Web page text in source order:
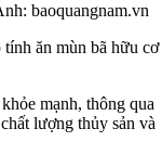
baoquangnam.vn
ăn mùn bã hữu cơ
mạnh, thông qua
lượng thủy sản và